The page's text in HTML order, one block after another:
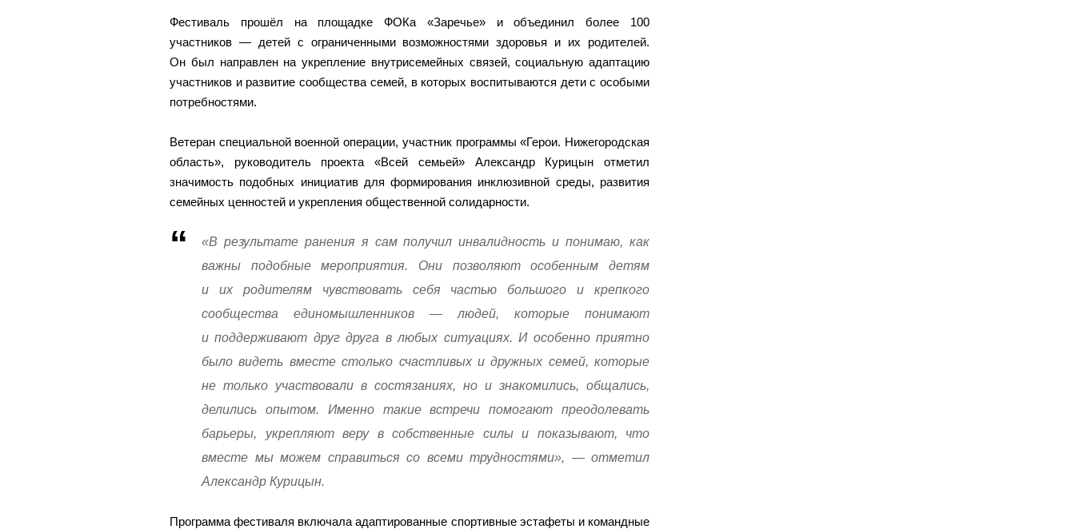
Фестиваль прошёл на площадке ФОКа «Заречье» и объединил более 100
участников — детей с ограниченными возможностями здоровья и их родителей.
Он был направлен на укрепление внутрисемейных связей, социальную адаптацию
участников и развитие сообщества семей, в которых воспитываются дети с особыми
потребностями.
Ветеран специальной военной операции, участник программы «Герои. Нижегородская
область», руководитель проекта «Всей семьей» Александр Курицын отметил
значимость подобных инициатив для формирования инклюзивной среды, развития
семейных ценностей и укрепления общественной солидарности.
«В результате ранения я сам получил инвалидность и понимаю, как
важны подобные мероприятия. Они позволяют особенным детям
и их родителям чувствовать себя частью большого и крепкого
сообщества единомышленников — людей, которые понимают
и поддерживают друг друга в любых ситуациях. И особенно приятно
было видеть вместе столько счастливых и дружных семей, которые
не только участвовали в состязаниях, но и знакомились, общались,
делились опытом. Именно такие встречи помогают преодолевать
барьеры, укрепляют веру в собственные силы и показывают, что
вместе мы можем справиться со всеми трудностями», — отметил
Александр Курицын.
Программа фестиваля включала адаптированные спортивные эстафеты и командные